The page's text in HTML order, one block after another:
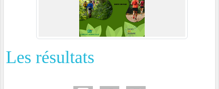
Les résultats